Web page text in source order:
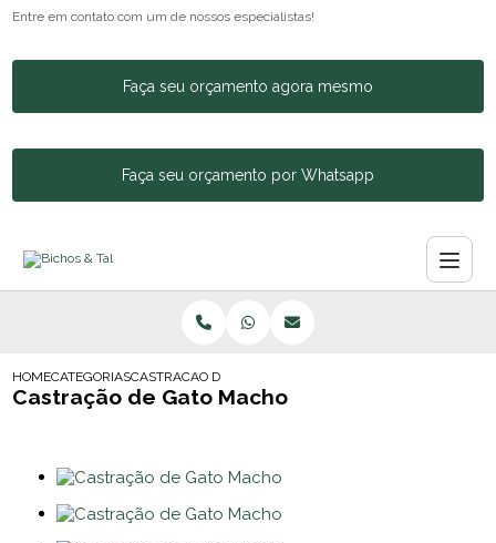
Entre em contato com um de nossos especialistas!
Faça seu orçamento agora mesmo
Faça seu orçamento por Whatsapp
HOMECATEGORIASCASTRACAO DE GATO MACHO
Castração de Gato Macho